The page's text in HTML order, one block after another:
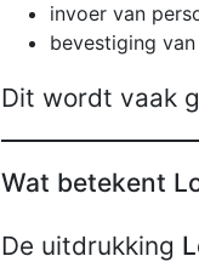
invoer van
bevestiging
Dit wordt vaak
Wat betekent
De uitdrukking